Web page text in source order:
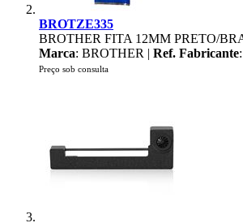
BROTZE335
BROTHER FITA 12MM PRETO/
Marca: BROTHER | Ref. Fabricante
Preço sob consulta